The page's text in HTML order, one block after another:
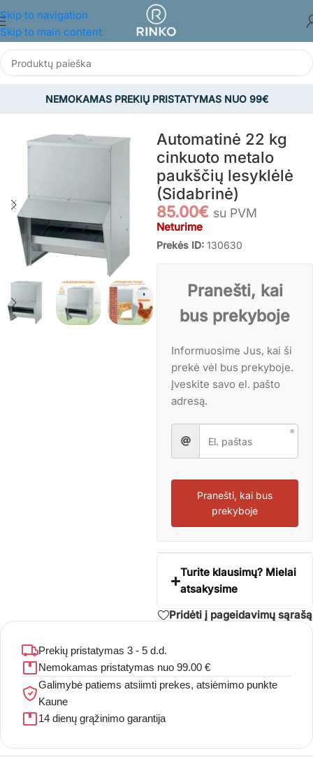
Skip to navigation
Skip to main content
NEMOKAMAS PREKIŲ PRISTATYMAS NUO 99€
GYVŪNAMS /Kitos gyvūnų prekės
Automatinė 22 kg
cinkuoto metalo
paukščių lesyklėlė
(Sidabrinė)
85.00€ su PVM
Neturime
Prekės ID: 130630
Pranešti, kai
bus prekyboje
Informuosime Jus, kai ši
prekė vėl bus prekyboje.
Įveskite savo el. pašto
adresą.
Pranešti, kai bus
prekyboje
Turite klausimų? Mielai
atsakysime
Pridėti į pageidavimų sąrašą
Prekių pristatymas 3 - 5 d.d.
Nemokamas pristatymas nuo 99.00 €
Galimybė patiems atsiimti prekes, atsiėmimo punkte
Kaune
14 dienų grąžinimo garantija